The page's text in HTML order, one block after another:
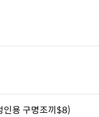
인용 구명조끼$8)